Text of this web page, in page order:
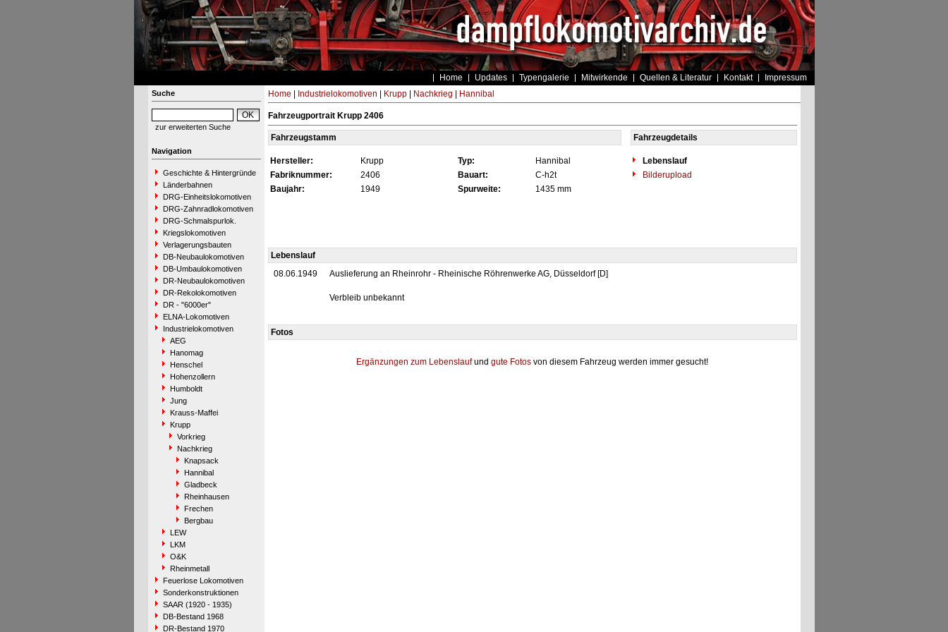
Home Updates Typengalerie Mitwirkende Quellen & Literatur Kontakt Impressum
Suche
zur erweiterten Suche
Navigation
Geschichte & Hintergründe
Länderbahnen
DRG-Einheitslokomotiven
DRG-Zahnradlokomotiven
DRG-Schmalspurlok.
Kriegslokomotiven
Verlagerungsbauten
DB-Neubaulokomotiven
DB-Umbaulokomotiven
DR-Neubaulokomotiven
DR-Rekolokomotiven
DR - "6000er"
ELNA-Lokomotiven
Industrielokomotiven
AEG
Hanomag
Henschel
Hohenzollern
Humboldt
Jung
Krauss-Maffei
Krupp
Vorkrieg
Nachkrieg
Knapsack
Hannibal
Gladbeck
Rheinhausen
Frechen
Bergbau
LEW
LKM
O&K
Rheinmetall
Feuerlose Lokomotiven
Sonderkonstruktionen
SAAR (1920 - 1935)
DB-Bestand 1968
DR-Bestand 1970
Home Industrielokomotiven Krupp| Nachkrieg Hannibal
Fahrzeugportrait Krupp 2406
Fahrzeugstamm Fahrzeugdetails
Hersteller: Krupp Typ: Hannibal
Lebenslauf
Fabriknummer:
2406 Bauart: C-h2t
Bilderupload
Baujahr:
1949 Spurweite: 1435 mm
Lebenslauf
08.06.1949
Auslieferung an Rheinrohr - Rheinische Röhrenwerke AG, Düsseldorf [D]
Verbleib unbekannt
Fotos
Ergänzungen zum Lebenslaufund gute Fotos von diesem Fahrzeug werden immer gesucht!